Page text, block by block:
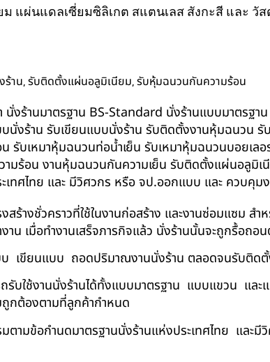
แผ่นแดลเซี่ยมซิลิเกต สแตนเลส สังกะสี และ วั
ร้าน,รับติดตั้งแผ่นอลูมิเนียม,รับหุ้มฉนวนกันความร้อน
า นั่งร้านมาตรฐาน BS-Standard นั่งร้านแบบมาต
นั่งร้าน รับเขียนแบบนั่งร้าน รับติดตั้งงานหุ้มฉนวน
รับเหมาหุ้มฉนวนท่อน้ำเย็น รับเหมาหุ้มฉนวนบอย
มร้อน งานหุ้มฉนวนกันความเย็น รับติดตั้งแผ่นอลูมิ
เทศไทย และ มีวิศวกร หรือ จป.ออกแบบ และ ควบคุม
สร้างชั่วคราวที่ใช้ในงานก่อสร้าง และงานซ่อมแซม
าน เมื่อทำงานเสร็จภารกิจแล้ว นั่งร้านนั้นจะถูกรื้อถอ
บ เขียนแบบ ถอดปริมาณงานนั่งร้าน ตลอดจนรับติด
ถรับใช้งานนั่งร้านได้ทั้งแบบมาตรฐาน แบบแขวน แ
กต้องตามที่ลูกค้ากำหนด
ตามข้อกำนดมาตรฐานนั่งร้านแห่งประเทศไทย และ